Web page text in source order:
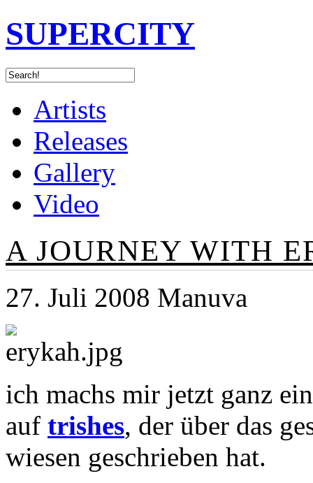
SUPERCITY
Artists
Releases
Gallery
Video
A JOURNEY WITH
27. Juli 2008 Manuva
ich machs mir jetzt ganz
auf trishes, der über das
wiesen geschrieben hat.